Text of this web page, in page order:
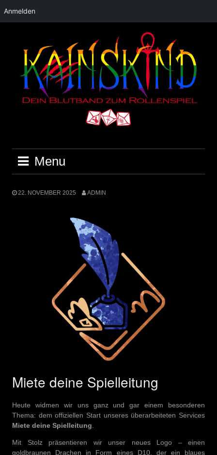
Menu
22. NOVEMBER 2025 ADMIN
Miete deine Spielleitung
Heute widmen wir uns ganz und gar einem besonderen
Thema: dem offiziellen Start unseres überarbeiteten Services
Miete deine Spielleitung
Mit Stolz präsentieren wir unser neues Logo – einen
goldbraunen Drachen in Form eines D10, der ein blaues
Anmelden